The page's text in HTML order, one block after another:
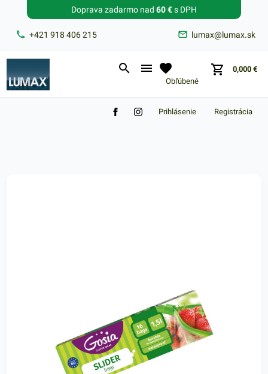
+421 918 406 215 lumax@lumax.sk
Doprava zadarmo nad 60 €s DPH
Obľúbené
0,000 €
Zabudnuté heslo?
Registrácia
Prihlásenie